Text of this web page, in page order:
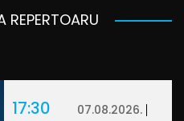
REPERTOARU
17:30
07.08.2026.